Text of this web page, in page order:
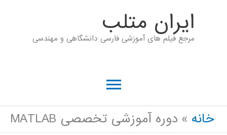
ايران متلب
مرجع فیلم های آموزشی فارسی دانشگاهی و مهندسی
فهرست
اصلی
خانه دوره آموزشی تخصصی MATLAB